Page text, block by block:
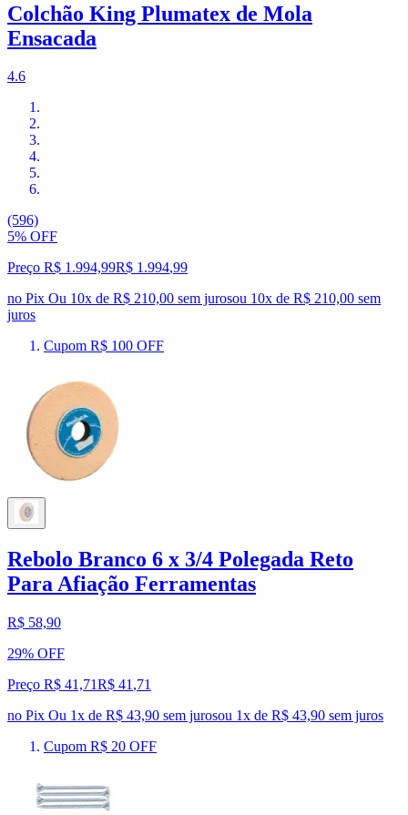
Colchão King Plumatex de Mola
Ensacada
4.6
(596)
5% OFF
Preço R$ 1.994,99R$ 1.994,99
no Pix Ou 10x de R$ 210,00 sem jurosou 10x de R$ 210,00 sem
juros
Cupom R$ 100 OFF
Rebolo Branco 6 x 3/4 Polegada Reto
Para Afiação Ferramentas
R$ 58,90
29% OFF
Preço R$ 41,71R$ 41 ,71
no Pix Ou 1x de R$ 43,90 sem jurosou 1x de R$ 43,90 sem juros
Cupom R$ 20 OFF